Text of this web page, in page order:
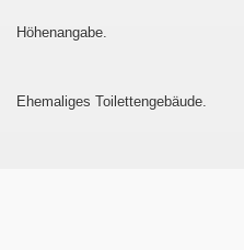
Höhenangabe.
Ehemaliges Toilettengebäude.